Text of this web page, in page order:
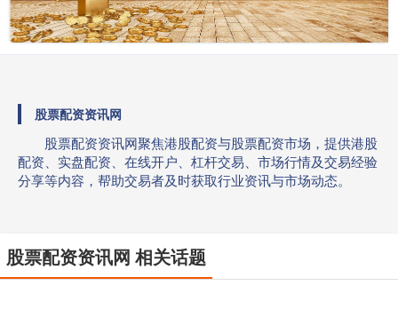
股票配资资讯网
股票配资资讯网聚焦港股配资与股票配资市场，提供港股
配资、实盘配资、在线开户、杠杆交易、市场行情及交易经验
分享等内容，帮助交易者及时获取行业资讯与市场动态。
股票配资资讯网 相关话题